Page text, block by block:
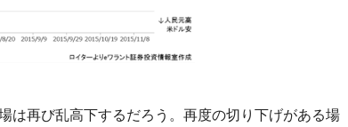
は再び乱高下するだろう。再度の切り下げがある場